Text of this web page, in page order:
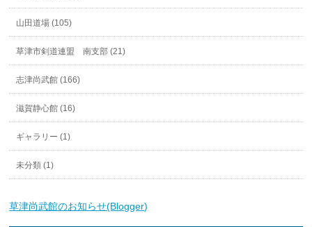
山田道場 (105)
草津市剣道連盟 南支部 (21)
志津尚武館 (166)
滋賀静心館 (16)
ギャラリー (1)
未分類 (1)
草津尚武館のお知らせ(Blogger)